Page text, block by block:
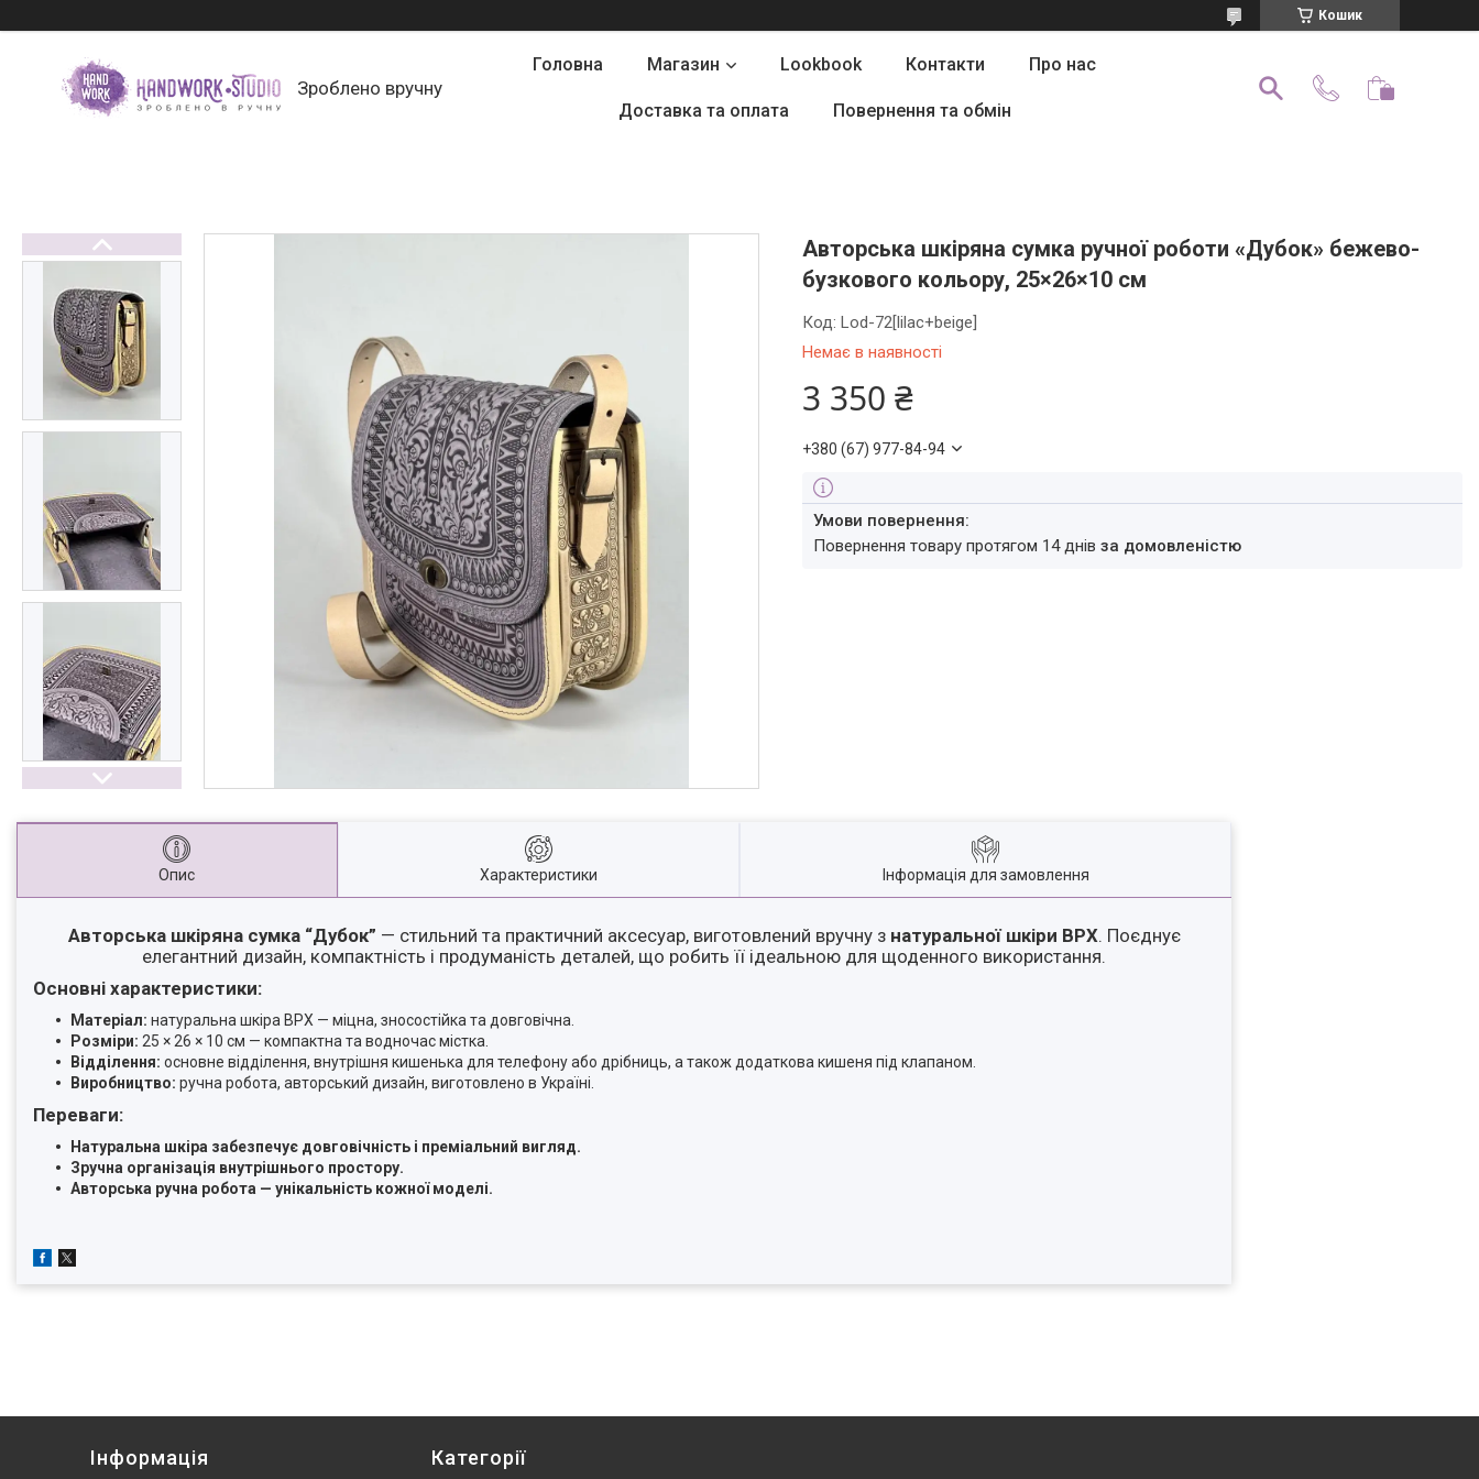
Кошик
Зроблено вручну
Головна Магазин Lookbook Контакти Про нас
Доставка та оплата Повернення та обмін
Авторська шкіряна сумка ручної роботи «Дубок» бежево-
бузкового кольору, 25×26×10 см
Немає в наявності
Код:Lod-72[lilac+beige]
3 350 ₴
+380 (67) 977-84-94
повернення товару протягом 14 днівза домовленістю
Опис Характеристики Інформація для замовлення
Авторська шкіряна сумка “Дубок” — стильний та практичний аксесуар, виготовлений вручну з натуральної шкіри ВРХ. Поєднує
елегантний дизайн, компактність і продуманість деталей, що робить її ідеальною для щоденного використання.
Основні характеристики:
Матеріал: натуральна шкіра ВРХ — міцна, зносостійка та довговічна.
Розміри: 25 × 26 × 10 см — компактна та водночас містка.
Відділення: основне відділення, внутрішня кишенька для телефону або дрібниць, а також додаткова кишеня під клапаном.
Виробництво: ручна робота, авторський дизайн, виготовлено в Україні.
Переваги:
Натуральна шкіра забезпечує довговічність і преміальний вигляд.
Зручна організація внутрішнього простору.
Авторська ручна робота — унікальність кожної моделі.
Інформація Категорії